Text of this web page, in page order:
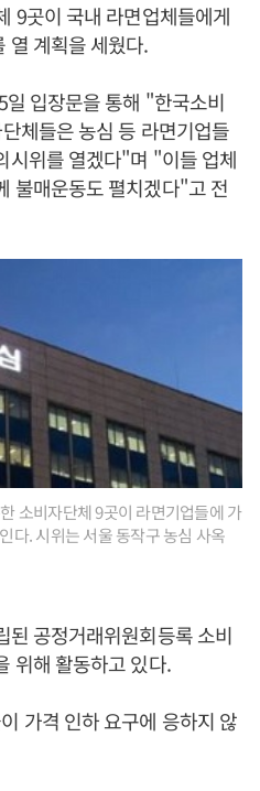
9곳이 국내 라면업체들에게
열 계획을 세웠다.
입장문을 통해 "한국소비
체들은 농심 등 라면기업들
시위를 열겠다"며 "이들 업체
불매운동도 펼치겠다"고 전
소비자단체 9곳이 라면기업들에 가
다. 시위는 서울 동작구 농심 사옥
된 공정거래위원회등록 소비
위해 활동하고 있다.
가격 인하 요구에 응하지 않